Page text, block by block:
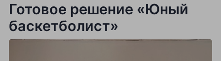
Готовое решение «Юный
баскетболист»